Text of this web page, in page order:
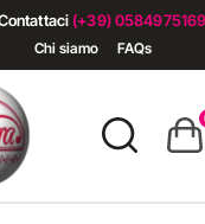
(+39) 0584975169
Chi siamo FAQs